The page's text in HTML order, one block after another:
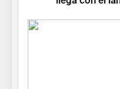
la